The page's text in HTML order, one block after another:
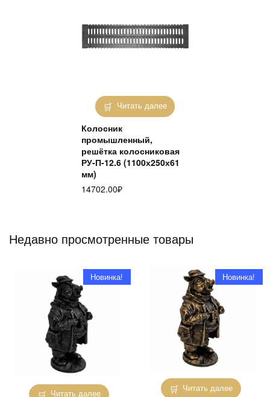
Читать далее
Колосник
промышленный,
решётка колосниковая
РУ-П-12.6 (1100х250х61
мм)
14702.00₽
Недавно просмотренные товары
Читать далее
Новинка!
Читать далее
Новинка!